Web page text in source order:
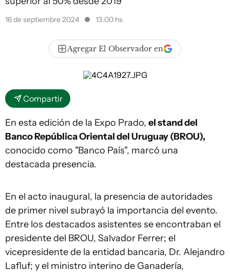
16 de septiembre 2024 13:00 hs
Agregar El Observador en
Compartir
En esta edición de la Expo Prado, el stand del
Banco República Oriental del Uruguay (BROU),
conocido como "Banco País", marcó una
destacada presencia.
En el acto inaugural, la presencia de autoridades
de primer nivel subrayó la importancia del evento.
Entre los destacados asistentes se encontraban el
presidente del BROU, Salvador Ferrer; el
vicepresidente de la entidad bancaria, Dr. Alejandro
Lafluf; y el ministro interino de Ganadería,